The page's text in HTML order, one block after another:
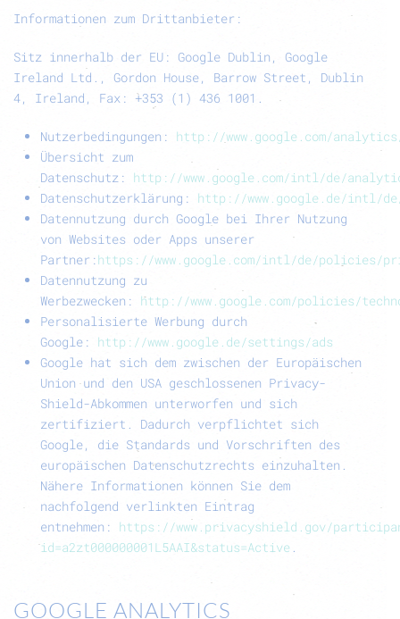
Informationen zum Drittanbieter:
Sitz innerhalb der EU: Google Dublin, Google
Ireland Ltd., Gordon House, Barrow Street, Dublin
4, Ireland, Fax: +353 (1) 436 1001.
Nutzerbedingungen: http://www.google.com/
Übersicht zum
Datenschutz: http://www.google.com/intl/de/
Datenschutzerklärung: http://www.google.de/intl/
Datennutzung durch Google bei Ihrer Nutzung
von Websites oder Apps unserer
Partner:https://www.google.com/intl/de/policies/
Datennutzung zu
Werbezwecken: http://www.google.com/policies/
Personalisierte Werbung durch
Google: http://www.google.de/settings/ads
Google hat sich dem zwischen der Europäischen
Union und den USA geschlossenen Privacy-
Shield-Abkommen unterworfen und sich
zertifiziert. Dadurch verpflichtet sich
Google, die Standards und Vorschriften des
europäischen Datenschutzrechts einzuhalten.
Nähere Informationen können Sie dem
nachfolgend verlinkten Eintrag
entnehmen: https://www.privacyshield.gov/
id=a2zt000000001L5AAI&status=Active .
GOOGLE ANALYTICS